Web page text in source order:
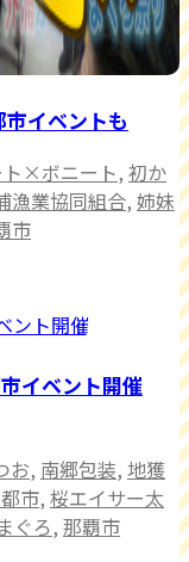
イベントも
ト×ボニート, 初か
漁業協同組合, 姉妹
市
イベント開催
お, 南郷包装, 地獲
市, 桜エイサー太
ぐろ, 那覇市